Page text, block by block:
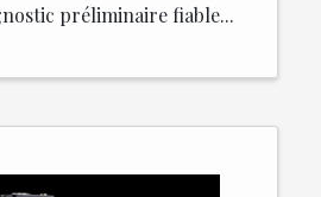
préliminaire fiable...